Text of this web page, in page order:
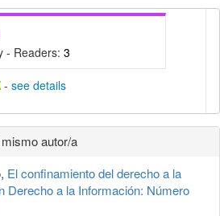
- Readers: 3
- see details
autor/a
El confinamiento del derecho a la
Derecho a la Información: Número